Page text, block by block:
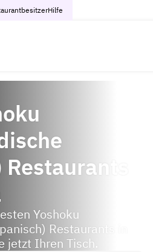
Hilfe
Yoshoku
Restaurants in
jetzt Ihren Tisch.